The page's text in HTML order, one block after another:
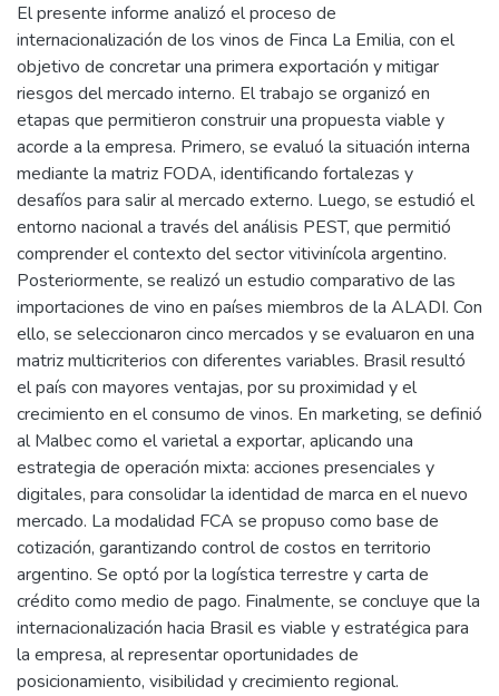
El presente informe analizó el proceso de
internacionalización de los vinos de Finca La Emilia, con el
objetivo de concretar una primera exportación y mitigar
riesgos del mercado interno. El trabajo se organizó en
etapas que permitieron construir una propuesta viable y
acorde a la empresa. Primero, se evaluó la situación interna
mediante la matriz FODA, identificando fortalezas y
desafíos para salir al mercado externo. Luego, se estudió el
entorno nacional a través del análisis PEST, que permitió
comprender el contexto del sector vitivinícola argentino.
Posteriormente, se realizó un estudio comparativo de las
importaciones de vino en países miembros de la ALADI. Con
ello, se seleccionaron cinco mercados y se evaluaron en una
matriz multicriterios con diferentes variables. Brasil resultó
el país con mayores ventajas, por su proximidad y el
crecimiento en el consumo de vinos. En marketing, se definió
al Malbec como el varietal a exportar, aplicando una
estrategia de operación mixta: acciones presenciales y
digitales, para consolidar la identidad de marca en el nuevo
mercado. La modalidad FCA se propuso como base de
cotización, garantizando control de costos en territorio
argentino. Se optó por la logística terrestre y carta de
crédito como medio de pago. Finalmente, se concluye que la
internacionalización hacia Brasil es viable y estratégica para
la empresa, al representar oportunidades de
posicionamiento, visibilidad y crecimiento regional.